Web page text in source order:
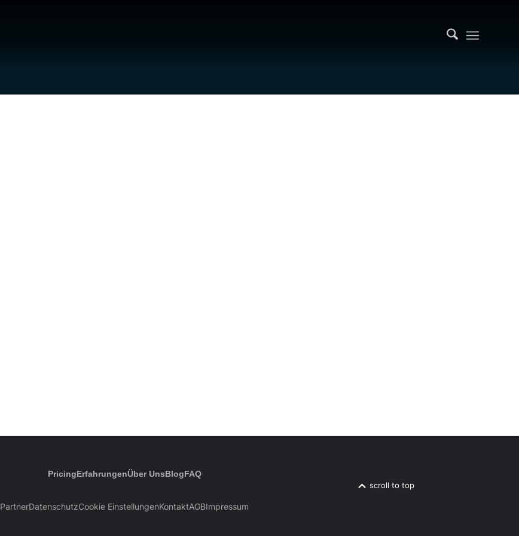
PricingErfahrungenÜber UnsBlogFAQ
PartnerDatenschutzCookie EinstellungenKontaktAGBImpressum
scroll to top